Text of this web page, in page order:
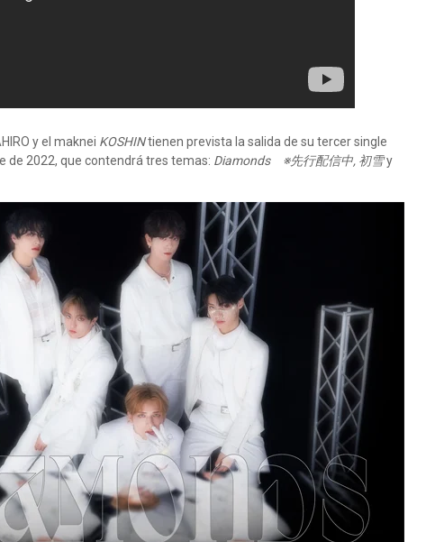
y el maknei KOSHINtienen prevista la salida de su tercer single
de 2022, que contendrá tres temas: Diamonds ※先行配信中, 初雪y